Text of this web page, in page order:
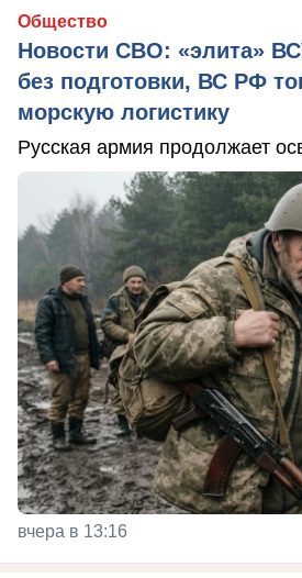
Общество
Новости СВО: «элита»
без подготовки, ВС РФ
морскую логистику
Русская армия продолжает
вчера в 13:16